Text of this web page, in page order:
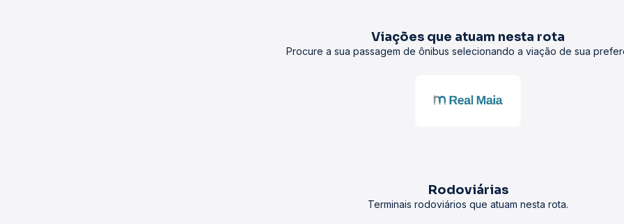
Viações que atuam nesta rota
Procure a sua passagem de ônibus selecionando a viação de sua
Rodoviárias
Terminais rodoviários que atuam nesta rota.